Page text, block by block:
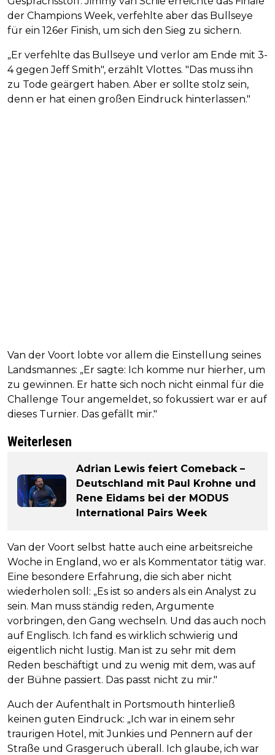
der Champions Week, verfehlte aber das Bullseye
für ein 126er Finish, um sich den Sieg zu sichern.
„Er verfehlte das Bullseye und verlor am Ende mit 3-
4 gegen Jeff Smith", erzählt Vlottes. "Das muss ihn
zu Tode geärgert haben. Aber er sollte stolz sein,
denn er hat einen großen Eindruck hinterlassen."
Van der Voort lobte vor allem die Einstellung seines
Landsmannes: „Er sagte: Ich komme nur hierher, um
zu gewinnen. Er hatte sich noch nicht einmal für die
Challenge Tour angemeldet, so fokussiert war er auf
dieses Turnier. Das gefällt mir."
Weiterlesen
Adrian Lewis feiert Comeback –
Deutschland mit Paul Krohne und
Rene Eidams bei der MODUS
International Pairs Week
Van der Voort selbst hatte auch eine arbeitsreiche
Woche in England, wo er als Kommentator tätig war.
Eine besondere Erfahrung, die sich aber nicht
wiederholen soll: „Es ist so anders als ein Analyst zu
sein. Man muss ständig reden, Argumente
vorbringen, den Gang wechseln. Und das auch noch
auf Englisch. Ich fand es wirklich schwierig und
eigentlich nicht lustig. Man ist zu sehr mit dem
Reden beschäftigt und zu wenig mit dem, was auf
der Bühne passiert. Das passt nicht zu mir."
Auch der Aufenthalt in Portsmouth hinterließ
keinen guten Eindruck: „Ich war in einem sehr
traurigen Hotel, mit Junkies und Pennern auf der
Straße und Grasgeruch überall. Ich glaube, ich war